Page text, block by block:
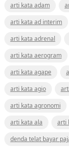
arti kata adam
arti kata ad interim
arti kata adrenal
arti kata aerogram
arti kata agape
arti kata agio
arti kata agronomi
arti kata ala
arti
denda telat bayar